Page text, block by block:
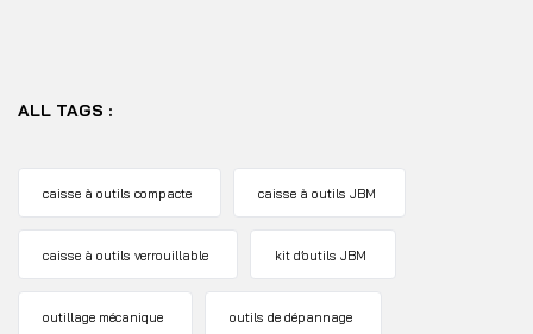
ALL TAGS :
caisse à outils compacte caisse à outils JBM
caisse à outils verrouillable kit d’outils JBM
outillage mécanique outils de dépannage